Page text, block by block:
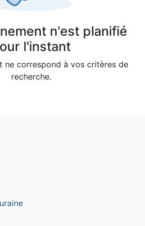
n'est planifié
l'instant
ne correspond à vos critères de
recherche.